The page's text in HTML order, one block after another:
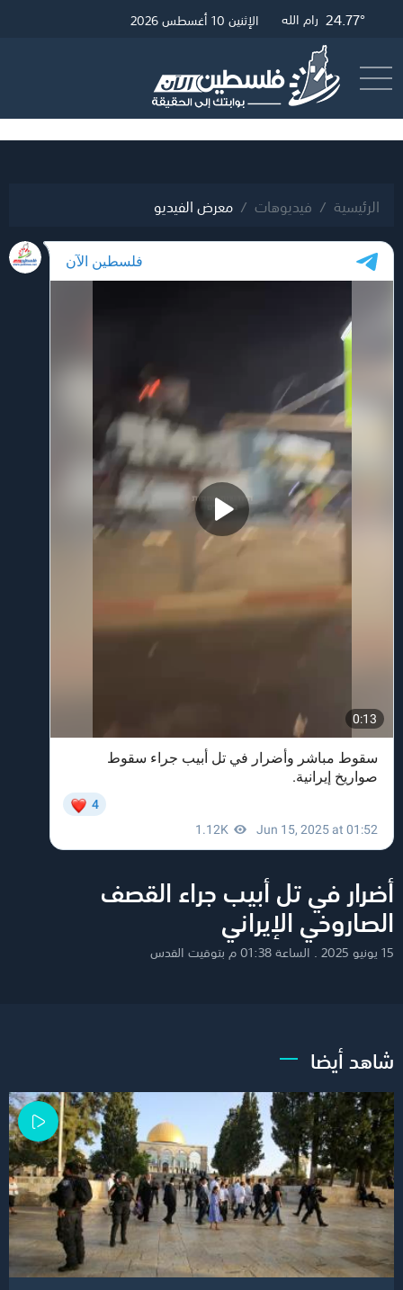
26.65° غزة 25.01° القدس 24.77° رام الله الإثنين 10 أغسطس 2026
الرئيسية فيديوهات معرض الفيديو
أضرار في تل أبيب جراء القصف
الصاروخي الإيراني
15 يونيو 2025 . الساعة 01:38 م بتوقيت القدس
شاهد أيضا